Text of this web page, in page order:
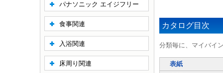
カタログ目次
分類毎に、マイバイ
表紙
パナソニック エイジフリー
食事関連
入浴関連
床周り関連